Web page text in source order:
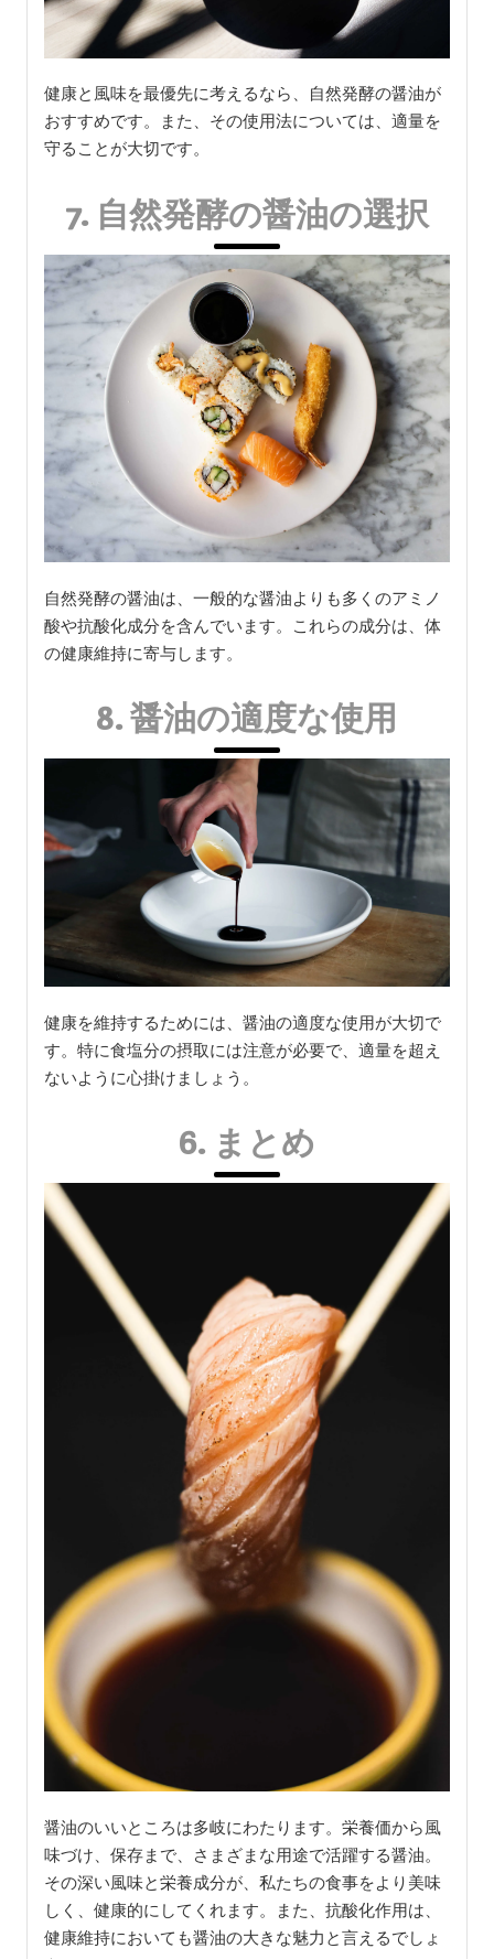
健康と風味を最優先に考えるなら、自然発酵の醤油が
おすすめです。また、その使用法については、適量を
守ることが大切です。
7. 自然発酵の醤油の選択
自然発酵の醤油は、一般的な醤油よりも多くのアミノ
酸や抗酸化成分を含んでいます。これらの成分は、体
の健康維持に寄与します。
8. 醤油の適度な使用
健康を維持するためには、醤油の適度な使用が大切で
す。特に食塩分の摂取には注意が必要で、適量を超え
ないように心掛けましょう。
6. まとめ
醤油のいいところは多岐にわたります。栄養価から風
味づけ、保存まで、さまざまな用途で活躍する醤油。
その深い風味と栄養成分が、私たちの食事をより美味
しく、健康的にしてくれます。また、抗酸化作用は、
健康維持においても醤油の大きな魅力と言えるでしょ